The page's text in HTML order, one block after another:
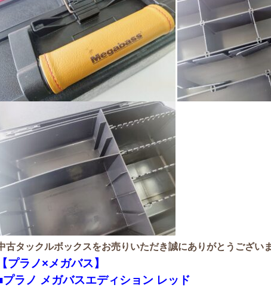
古タックルボックスをお売りいただき誠にありがとうござい
【プラノ×メガバス】
プラノ メガバスエディション レッド